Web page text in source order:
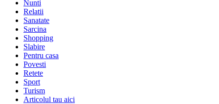
Nunti
Relatii
Sanatate
Sarcina
Shopping
Slabire
Pentru casa
Povesti
Retete
Sport
Turism
Articolul tau aici